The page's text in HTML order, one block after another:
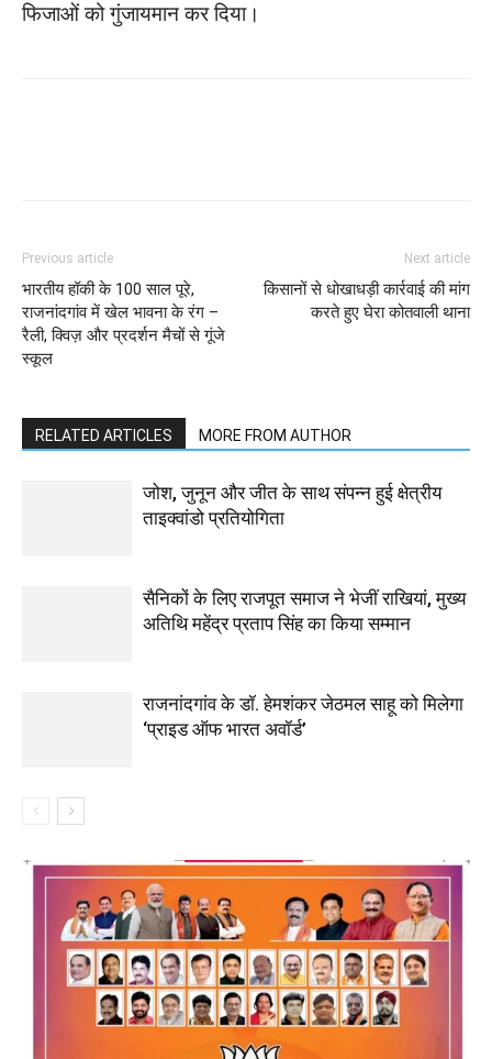
फिजाओं को गुंजायमान कर दिया।
Previous article
भारतीय हॉकी के 100 साल पूरे,
राजनांदगांव में खेल भावना के रंग –
रैली, क्विज़ और प्रदर्शन मैचों से गूंजे
स्कूल
Next article
किसानों से धोखाधड़ी कार्रवाई की मांग
करते हुए घेरा कोतवाली थाना
RELATED ARTICLES MORE FROM AUTHOR
जोश, जुनून और जीत के साथ संपन्न हुई क्षेत्रीय
ताइक्वांडो प्रतियोगिता
सैनिकों के लिए राजपूत समाज ने भेजीं राखियां, मुख्य
अतिथि महेंद्र प्रताप सिंह का किया सम्मान
राजनांदगांव के डॉ. हेमशंकर जेठमल साहू को मिलेगा
‘प्राइड ऑफ भारत अवॉर्ड’